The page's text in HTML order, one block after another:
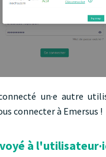
un·e autre
connecter à Emersus !
à